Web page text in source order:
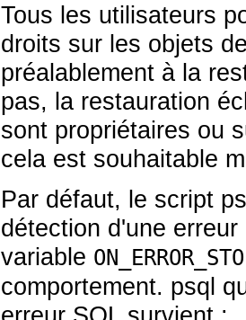
Tous les utilisateurs
droits sur les objets
préalablement à la
pas, la restauration
sont propriétaires ou
cela est souhaitable
Par défaut, le script
détection d'une
variable
comportement. psql